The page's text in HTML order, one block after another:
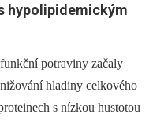
hypolipidemickým
potraviny začaly
hladiny celkového
s nízkou hustotou